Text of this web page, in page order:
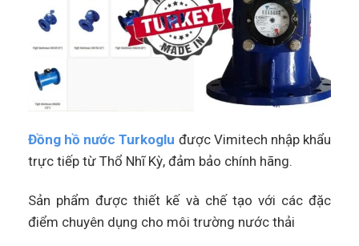
Đồng hồ nước Turkoglu được Vimitech nhập khẩu
trực tiếp từ Thổ Nhĩ Kỳ, đảm bảo chính hãng.
Sản phẩm được thiết kế và chế tạo với các đặc
điểm chuyên dụng cho môi trường nước thải